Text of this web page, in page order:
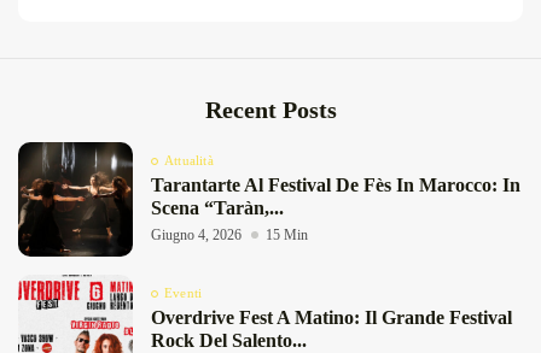
Recent Posts
Attualità
Tarantarte Al Festival De Fès In Marocco: In
Scena “Taràn,...
Giugno 4, 2026 15 Min
Eventi
Overdrive Fest A Matino: Il Grande Festival
Rock Del Salento...